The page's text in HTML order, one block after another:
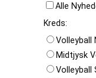
Alle
Kreds:
Volleyball
Midtjysk
Volleyball